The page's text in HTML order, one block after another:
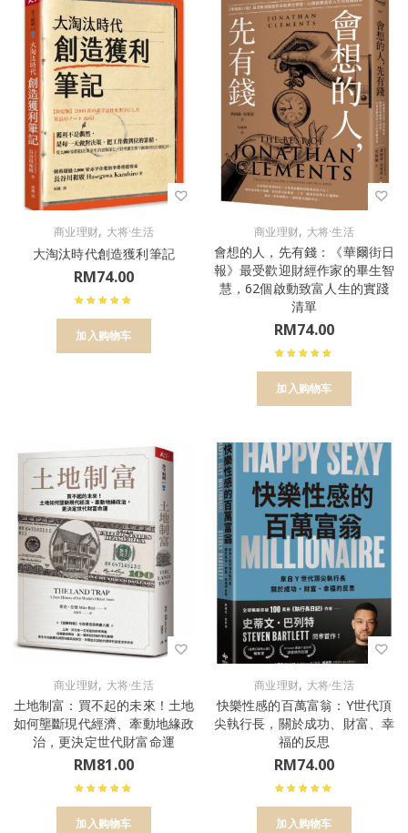
商业理财, 大将·生活
大淘汰時代創造獲利筆記
RM74.00
加入购物车
商业理财, 大将·生活
會想的人，先有錢：《華爾街日
報》最受歡迎財經作家的畢生智
慧，62個啟動致富人生的實踐
清單
RM74.00
加入购物车
商业理财, 大将·生活
土地制富：買不起的未來！土地
如何壟斷現代經濟、牽動地緣政
治，更決定世代財富命運
RM81.00
加入购物车
商业理财, 大将·生活
快樂性感的百萬富翁：Y世代頂
尖執行長，關於成功、財富、幸
福的反思
RM74.00
加入购物车